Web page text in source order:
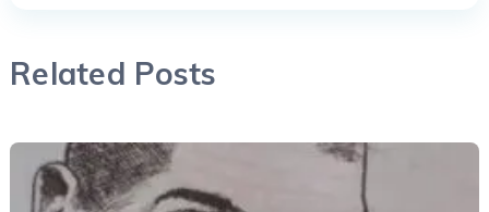
Related Posts